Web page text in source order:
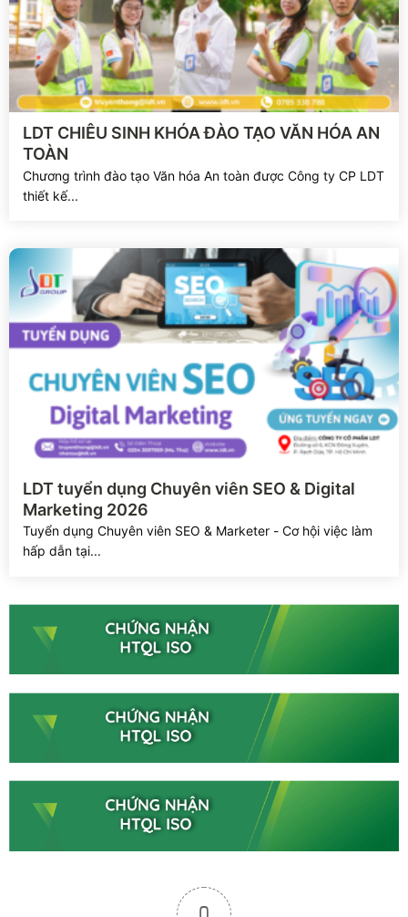
Xem chi tiết
LDT CHIÊU SINH KHÓA ĐÀO TẠO VĂN HÓA AN
TOÀN
Chương trình đào tạo Văn hóa An toàn được Công ty CP LDT
thiết kế...
Xem chi tiết
LDT tuyển dụng Chuyên viên SEO & Digital
Marketing 2026
Tuyển dụng Chuyên viên SEO & Marketer - Cơ hội việc làm
hấp dẫn tại...